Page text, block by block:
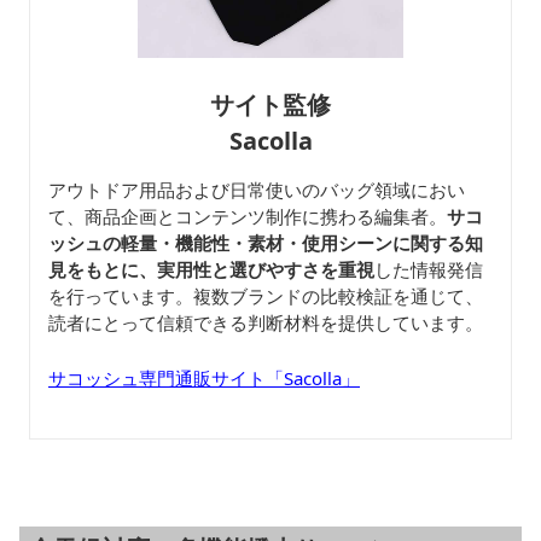
サイト監修
Sacolla
アウトドア用品および日常使いのバッグ領域におい
て、商品企画とコンテンツ制作に携わる編集者。 サコ
ッシュの軽量・機能性・素材・使用シーンに関する知
見をもとに、実用性と選びやすさを重視した情報発信
を行っています。複数ブランドの比較検証を通じて、
読者にとって信頼できる判断材料を提供しています。
サコッシュ専門通販サイト「Sacolla」